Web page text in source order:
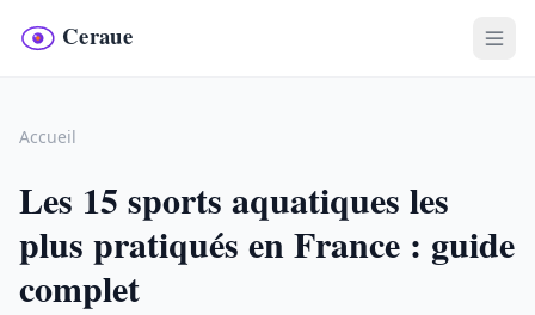
Accueil
Les 15 sports aquatiques les
plus pratiqués en France : guide
complet